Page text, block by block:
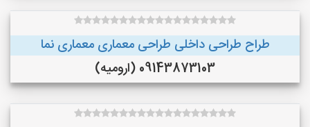
طراح طراحی داخلی طراحی معماری معماری نما
09143873103 (ارومیه)